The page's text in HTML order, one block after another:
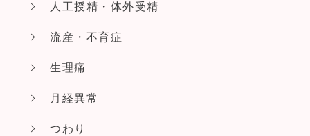
人工授精・体外受精
流産・不育症
生理痛
月経異常
つわり